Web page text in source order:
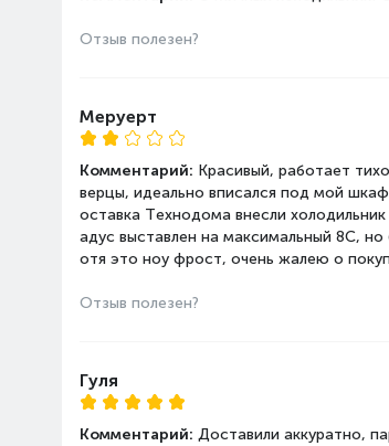
Отзыв полезен?
Меруерт
Комментарий: Красивый, работает
верцы, идеально вписался под мой
оставка Технодома внесли
адус выставлен на максимальный 8С,
отя это ноу фрост, очень жалею о
Отзыв полезен?
Гуля
Комментарий: Доставили аккуратно,